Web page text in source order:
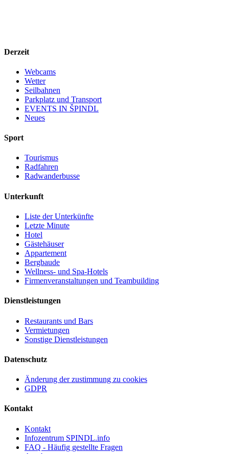
Derzeit
Webcams
Wetter
Seilbahnen
Parkplatz und Transport
EVENTS IN ŠPINDL
Neues
Sport
Tourismus
Radfahren
Radwanderbusse
Unterkunft
Liste der Unterkünfte
Letzte Minute
Hotel
Gästehäuser
Appartement
Bergbaude
Wellness- und Spa-Hotels
Firmenveranstaltungen und Teambuilding
Dienstleistungen
Restaurants und Bars
Vermietungen
Sonstige Dienstleistungen
Datenschutz
Änderung der zustimmung zu cookies
GDPR
Kontakt
Kontakt
Infozentrum SPINDL.info
FAQ - Häufig gestellte Fragen